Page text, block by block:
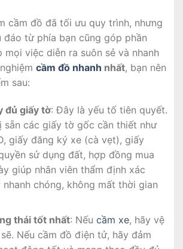
cầm đồ đã tối ưu quy trình, nhưng
đáo từ phía bạn cũng góp phần
mọi việc diễn ra suôn sẻ và nhanh
cầm đồ nhanh nhất, bạn nên
sau:
đủ giấy tờ: Đây là yếu tố tiên quyết.
sẵn các giấy tờ gốc cần thiết như
giấy đăng ký xe (cà vẹt), giấy
sử dụng đất, hợp đồng mua
giúp nhân viên thẩm định xác
nhanh chóng, không mất thời gian
thái tốt nhất: Nếu cầm xe, hãy vệ
Nếu cầm đồ điện tử, hãy đảm